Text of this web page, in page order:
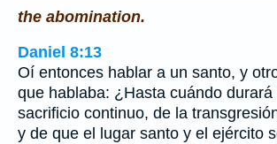
the abomination.
Daniel 8:13
Oí entonces hablar a un santo, y
que hablaba: ¿Hasta cuándo durará
sacrificio continuo, de la
y de que el lugar santo y el ejército